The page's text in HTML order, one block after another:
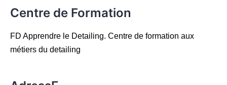
Centre de Formation
FD Apprendre le Detailing. Centre de formation aux
métiers du detailing